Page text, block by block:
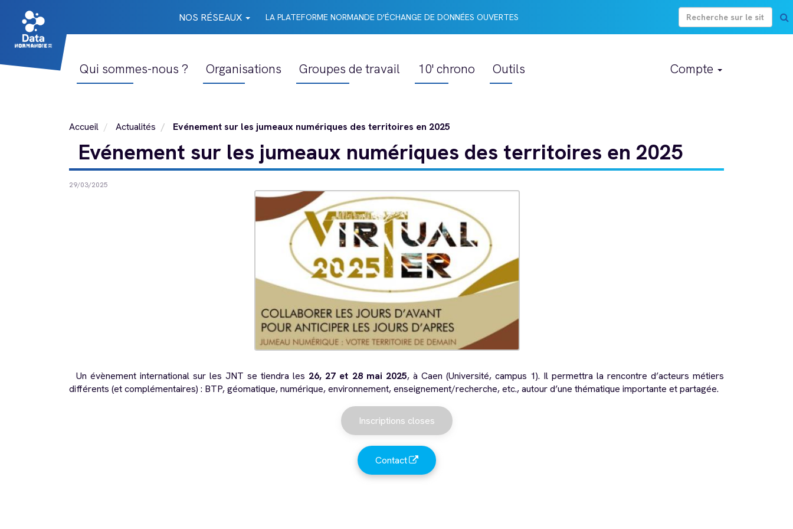
contenu
principal
NOS
NOS RÉSEAUX LA PLATEFORME NORMANDE D'ÉCHANGE DE DONNÉES OUVERTES
Main
Qui sommes-nous ? Organisations Groupes de travail 10' chrono Outils
Menu
utilisateur
Compte
Accueil Actualités Evénement sur les jumeaux numériques des territoires en 2025
Evénement sur les jumeaux numériques des territoires en 2025
29/03/2025
Un évènement international sur les JNT se tiendra les 26, 27 et 28 mai 2025, à Caen (Université, campus 1). Il permettra la rencontre d’acteurs métiers
différents (et complémentaires) : BTP, géomatique, numérique, environnement, enseignement/recherche, etc., autour d’une thématique importante et partagée.
Inscriptions closes
Contact